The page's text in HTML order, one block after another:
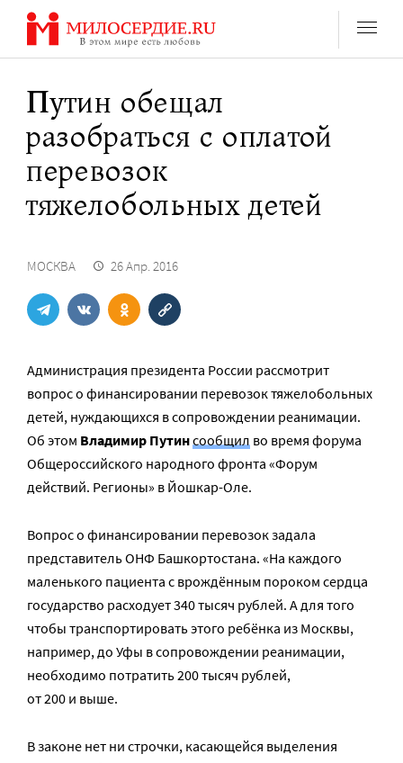
Перейти
содержанию
Путин обещал
разобраться с оплатой
перевозок
тяжелобольных детей
МОСКВА 26 Апр. 2016
Администрация президента России рассмотрит
вопрос о финансировании перевозок тяжелобольных
детей, нуждающихся в сопровождении реанимации.
Об этом Владимир Путинсообщил во время форума
Общероссийского народного фронта «Форум
действий. Регионы» в Йошкар-Оле.
Вопрос о финансировании перевозок задала
представитель ОНФ Башкортостана. «На каждого
маленького пациента с врождённым пороком сердца
государство расходует 340 тысяч рублей. А для того
чтобы транспортировать этого ребёнка из Москвы,
например, до Уфы в сопровождении реанимации,
необходимо потратить 200 тысяч рублей,
от 200 и выше.
В законе нет ни строчки, касающейся выделения